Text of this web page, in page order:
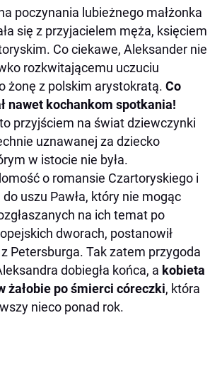
poczynania lubieżnego małżonka
się z przyjacielem męża, księciem
Co ciekawe, Aleksander nie
rozkwitającemu uczuciu
żonę z polskim arystokratą. Co
nawet kochankom spotkania!
przyjściem na świat dziewczynki
uznawanej za dziecko
w istocie nie była.
o romansie Czartoryskiego i
do uszu Pawła, który nie mogąc
na ich temat po
dworach, postanowił
Petersburga. Tak zatem przygoda
dobiegła końca, a kobieta
żałobie po śmierci córeczki, która
nieco ponad rok.